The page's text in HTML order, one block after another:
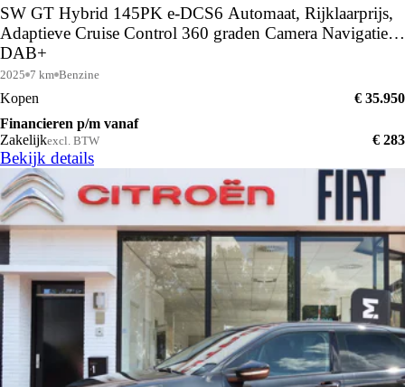
SW GT Hybrid 145PK e-DCS6 Automaat, Rijklaarprijs,
Adaptieve Cruise Control 360 graden Camera Navigatie
DAB+
2025 7 km Benzine
Kopen
€ 35.950
Financieren p/m vanaf
Zakelijkexcl. BTW € 283
Bekijk details